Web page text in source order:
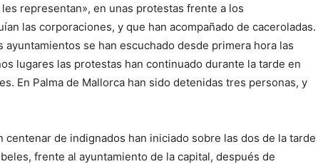
representan», en unas protestas frente a los
las corporaciones, y que han acompañado de caceroladas.
ayuntamientos se han escuchado desde primera hora las
lugares las protestas han continuado durante la tarde en
En Palma de Mallorca han sido detenidas tres personas, y
centenar de indignados han iniciado sobre las dos de la tarde
frente al ayuntamiento de la capital, después de